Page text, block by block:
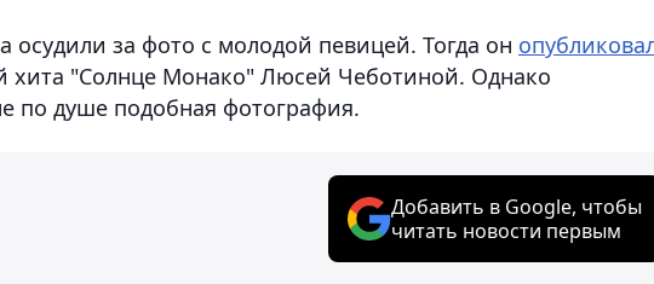
осудили за фото с молодой певицей. Тогда он
хита "Солнце Монако" Люсей Чеботиной. Однако
по душе подобная фотография.
Добавить в Google, чтобы
читать новости первым